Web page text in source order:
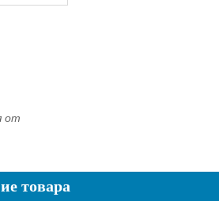
от
товара